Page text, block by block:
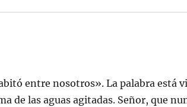
entre nosotros». La palabra está
de las aguas agitadas. Señor, que